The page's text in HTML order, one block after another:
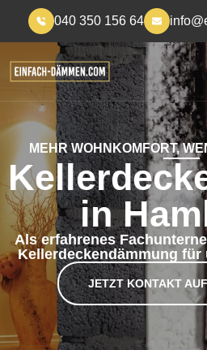
040 350 156 64
MEHR WOHNKOMFORT,
in
Als erfahrenes
Kellerdeckendämmung für
JETZT KONTAKT